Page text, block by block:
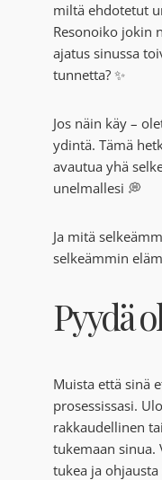
miltä ehdotetut
Resonoiko jokin
ajatus sinussa
tunnetta? ✨
Jos näin käy –
ydintä. Tämä
avautua yhä
unelmallesi 💭
Ja mitä
selkeämmin
Pyydä
Muista että sinä
prosessissasi.
rakkaudellinen
tukemaan sinua.
tukea ja